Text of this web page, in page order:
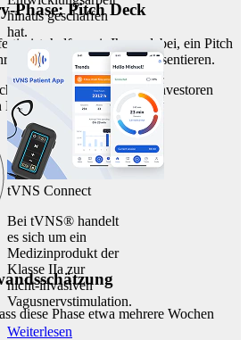
Phase: Pitch Deck
ist, helfen wir Ihnen dabei, ein Pitch
Lösung Investoren zu präsentieren.
Beratung an, falls Investoren
Details der Lösung zeigen.
diese Phase etwa mehrere Wochen
hinaus geschaffen
hat.
tVNS Connect
Bei tVNS® handelt
es sich um ein
Medizinprodukt der
Klasse IIa zur
nicht-invasiven
Vagusnervstimulation.
Weiterlesen